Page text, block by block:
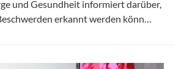
und Gesundheit informiert darüber,
erkannt werden könn…